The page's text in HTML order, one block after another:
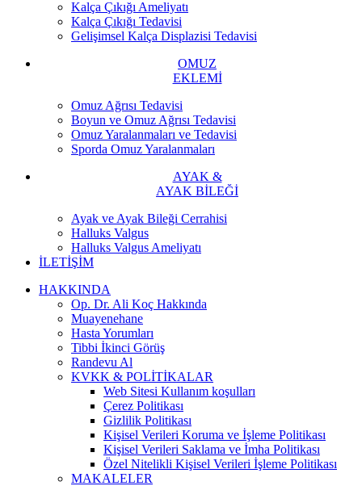
Kalça Çıkığı Ameliyatı
Kalça Çıkığı Tedavisi
Gelişimsel Kalça Displazisi Tedavisi
OMUZ
EKLEMİ
Omuz Ağrısı Tedavisi
Boyun ve Omuz Ağrısı Tedavisi
Omuz Yaralanmaları ve Tedavisi
Sporda Omuz Yaralanmaları
AYAK &
AYAK BİLEĞİ
Ayak ve Ayak Bileği Cerrahisi
Halluks Valgus
Halluks Valgus Ameliyatı
İLETİŞİM
HAKKINDA
Op. Dr. Ali Koç Hakkında
Muayenehane
Hasta Yorumları
Tibbi İkinci Görüş
Randevu Al
KVKK & POLİTİKALAR
Web Sitesi Kullanım koşulları
Çerez Politikası
Gizlilik Politikası
Kişisel Verileri Koruma ve İşleme Politikası
Kişisel Verileri Saklama ve İmha Politikası
Özel Nitelikli Kişisel Verileri İşleme Politikası
MAKALELER